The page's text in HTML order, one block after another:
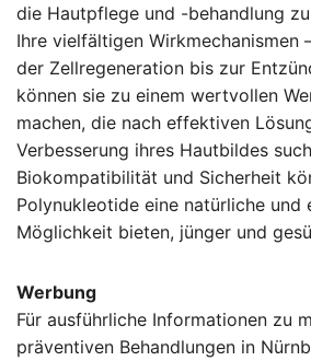
die Hautpflege und -behandlung
Ihre vielfältigen Wirkmechanismen
der Zellregeneration bis zur
können sie zu einem wertvollen
machen, die nach effektiven
Verbesserung ihres Hautbildes
Biokompatibilität und Sicherheit
Polynukleotide eine natürliche und
Möglichkeit bieten, jünger und
Werbung
Für ausführliche Informationen zu
präventiven Behandlungen in